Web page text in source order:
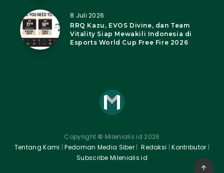
8 Juli 2026
RRQ Kazu, EVOS Divine, dan Team
Vitality Siap Mewakili Indonesia di
Esports World Cup Free Fire 2026
Copyright © Milenialis.id 2026
Tentang Kami |Pedoman Media Siber | Redaksi |Kontributor |
Subscribe Milenialis.id